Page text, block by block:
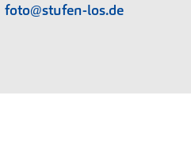
foto@stufen-los.de